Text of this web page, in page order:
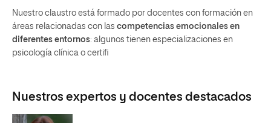
Nuestro claustro está formado por docentes con formación en
áreas relacionadas con las competencias emocionales en
diferentes entornos: algunos tienen especializaciones en
psicología clínica o certifi
Nuestros expertos y docentes destacados